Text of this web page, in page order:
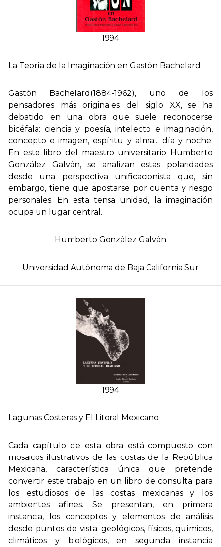
1994
La Teorí­a de la Imaginación en Gastón Bachelard
Gastón Bachelard(1884-1962), uno de los
pensadores más originales del siglo XX, se ha
debatido en una obra que suele reconocerse
bicéfala: ciencia y poesía, intelecto e imaginación,
concepto e imagen, espíritu y alma... día y noche.
En este libro del maestro universitario Humberto
González Galván, se analizan estas polaridades
desde una perspectiva unificacionista que, sin
embargo, tiene que apostarse por cuenta y riesgo
personales. En esta tensa unidad, la imaginación
ocupa un lugar central.
Humberto González Galván
Universidad Autónoma de Baja California Sur
1994
Lagunas Costeras y El Litoral Mexicano
Cada capítulo de esta obra está compuesto con
mosaicos ilustrativos de las costas de la República
Mexicana, característica única que pretende
convertir este trabajo en un libro de consulta para
los estudiosos de las costas mexicanas y los
ambientes afines. Se presentan, en primera
instancia, los conceptos y elementos de análisis
desde puntos de vista: geológicos, físicos, químicos,
climáticos y biológicos, en segunda instancia